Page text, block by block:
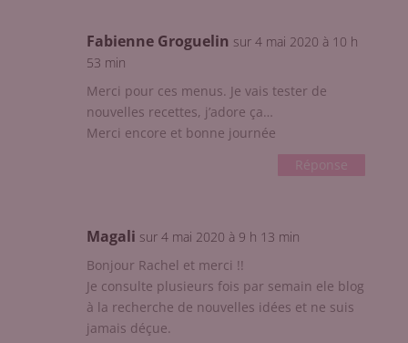
Fabienne Groguelin sur 4 mai 2020 à 10 h
53 min
Merci pour ces menus. Je vais tester de
nouvelles recettes, j’adore ça…
Merci encore et bonne journée
Réponse
Magali sur 4 mai 2020 à 9 h 13 min
Bonjour Rachel et merci !!
Je consulte plusieurs fois par semain ele blog
à la recherche de nouvelles idées et ne suis
jamais déçue.